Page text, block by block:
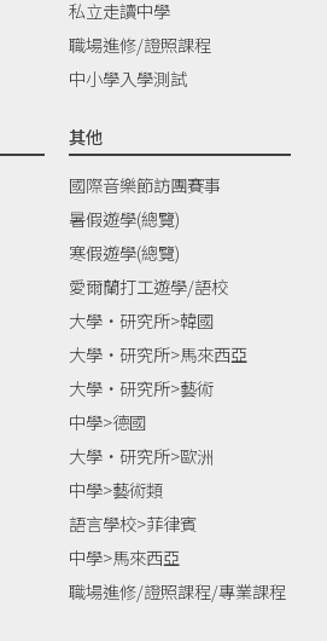
私立走讀中學
職場進修/證照課程
中小學入學測試
其他
國際音樂節訪團賽事
暑假遊學(總覽)
寒假遊學(總覽)
愛爾蘭打工遊學/語校
大學‧研究所>韓國
大學‧研究所>馬來西亞
大學‧研究所>藝術
中學>德國
大學‧研究所>歐洲
中學>藝術類
語言學校>菲律賓
中學>馬來西亞
職場進修/證照課程/專業課程